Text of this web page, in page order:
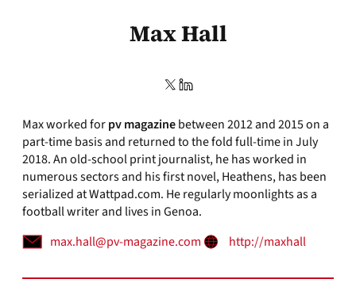
Max Hall
Max worked forpv magazinebetween 2012 and 2015 on a
part-time basis and returned to the fold full-time in July
2018. An old-school print journalist, he has worked in
numerous sectors and his first novel, Heathens, has been
serialized at Wattpad.com. He regularly moonlights as a
football writer and lives in Genoa.
max.hall@pv-magazine.com
http://maxhall